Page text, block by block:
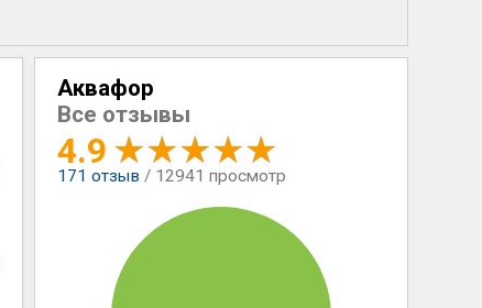
Аквафор
Все отзывы
4.9
171 отзыв / 12941 просмотр